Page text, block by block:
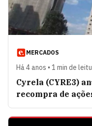
MERCADOS
Há 4 anos • 1 min de
Cyrela (CYRE3)
recompra de